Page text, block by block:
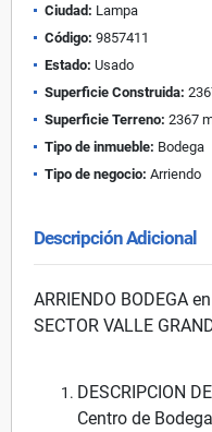
Ciudad: Lampa
Código: 9857411
Estado: Usado
Superficie Construida:
Superficie Terreno: 2367
Tipo de inmueble: Bodega
Tipo de negocio: Arriendo
Descripción Adicional
ARRIENDO BODEGA
SECTOR VALLE
DESCRIPCION
Centro de